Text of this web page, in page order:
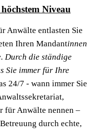
Niveau
Anwälte entlasten Sie
Ihren Mandantinnen
Durch die ständige
Sie immer für Ihre
24/7 - wann immer Sie
für Anwälte nennen –
durch echte,